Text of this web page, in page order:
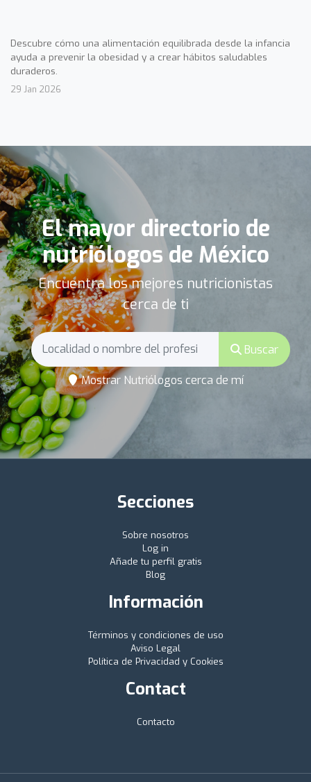
Descubre cómo una alimentación equilibrada desde la infancia
ayuda a prevenir la obesidad y a crear hábitos saludables
duraderos.
29 Jan 2026
El mayor directorio de
nutriólogos de México
Encuentra los mejores nutricionistas
cerca de ti
Buscar
Mostrar Nutriólogos cerca de mí
Secciones
Sobre nosotros
Log in
Añade tu perfil gratis
Blog
Información
Términos y condiciones de uso
Aviso Legal
Política de Privacidad y Cookies
Contact
Contacto